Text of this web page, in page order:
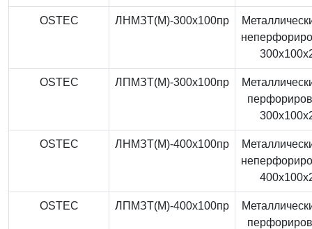
OSTEC ЛНМЗТ(М)-300x100пр
OSTEC ЛПМЗТ(М)-300x100пр
OSTEC ЛНМЗТ(М)-400x100пр
OSTEC ЛПМЗТ(М)-400x100пр